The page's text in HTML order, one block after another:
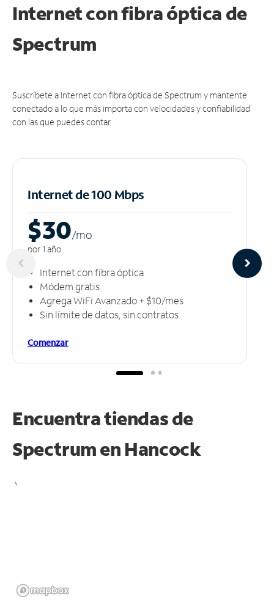
Internet con fibra óptica de
Spectrum
Suscríbete a Internet con fibra óptica de Spectrum y mantente
conectado a lo que más importa con velocidades y confiabilidad
con las que puedes contar.
Internet de 100 Mbps
$30/mo
por 1 año
Internet con fibra óptica
Módem gratis
Agrega WiFi Avanzado + $10/mes
Sin límite de datos, sin contratos
Comenzar
Encuentra tiendas de
Spectrum en Hancock